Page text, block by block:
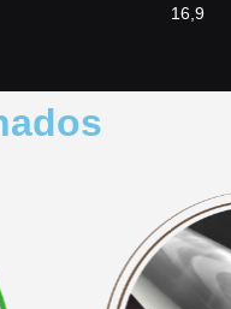
16,9